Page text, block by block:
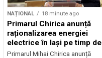
NAȚIONAL 18 minute ago
Primarul Chirica anunță
raționalizarea energiei
electrice în Iași pe timp de
noapte
Primarul Mihai Chirica anunță